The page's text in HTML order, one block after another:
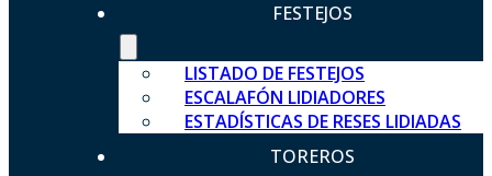
FESTEJOS
LISTADO DE FESTEJOS
ESCALAFÓN LIDIADORES
ESTADÍSTICAS DE RESES LIDIADAS
TOREROS